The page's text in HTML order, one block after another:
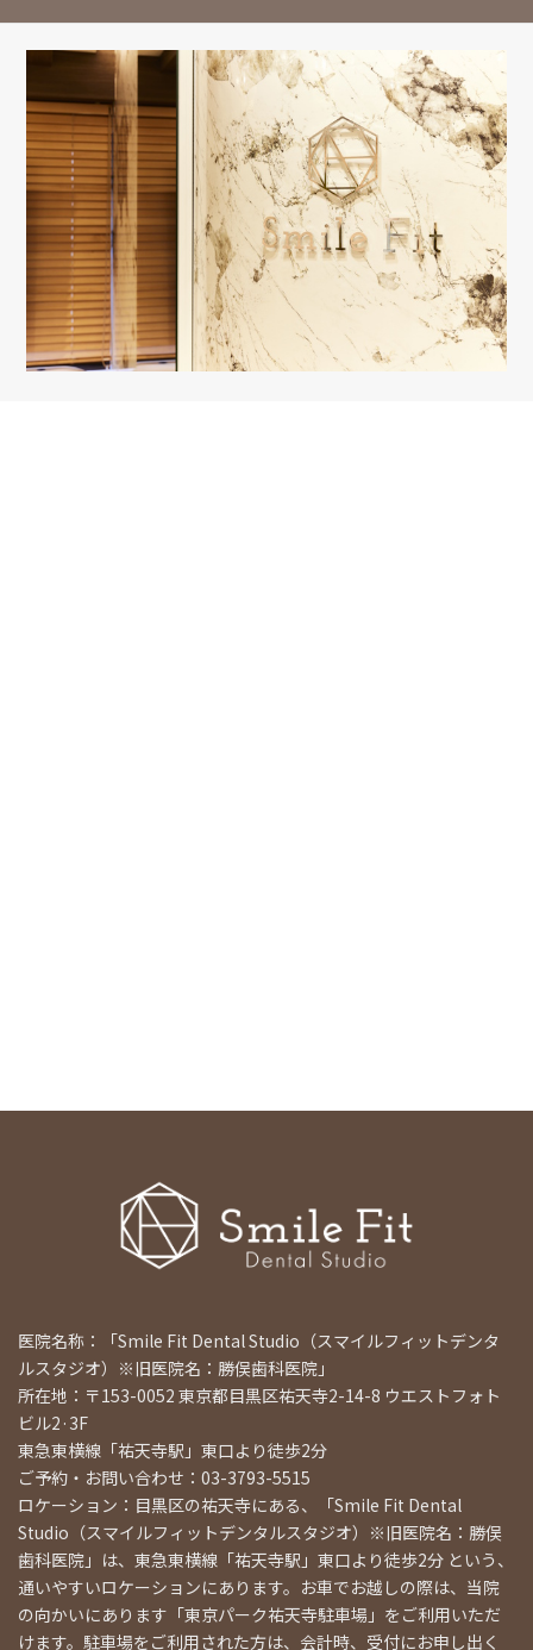
医院名称：「Smile Fit Dental Studio（スマイルフィットデンタ
ルスタジオ）※旧医院名：勝俣歯科医院」
所在地：〒153-0052 東京都目黒区祐天寺2-14-8 ウエストフォト
ビル2·3F
東急東横線「祐天寺駅」東口より徒歩2分
ご予約・お問い合わせ：03-3793-5515
ロケーション：目黒区の祐天寺にある、「Smile Fit Dental
Studio（スマイルフィットデンタルスタジオ）※旧医院名：勝俣
歯科医院」は、東急東横線「祐天寺駅」東口より徒歩2分 という、
通いやすいロケーションにあります。お車でお越しの際は、当院
の向かいにあります「東京パーク祐天寺駐車場」をご利用いただ
けます。駐車場をご利用された方は、会計時、受付にお申し出く